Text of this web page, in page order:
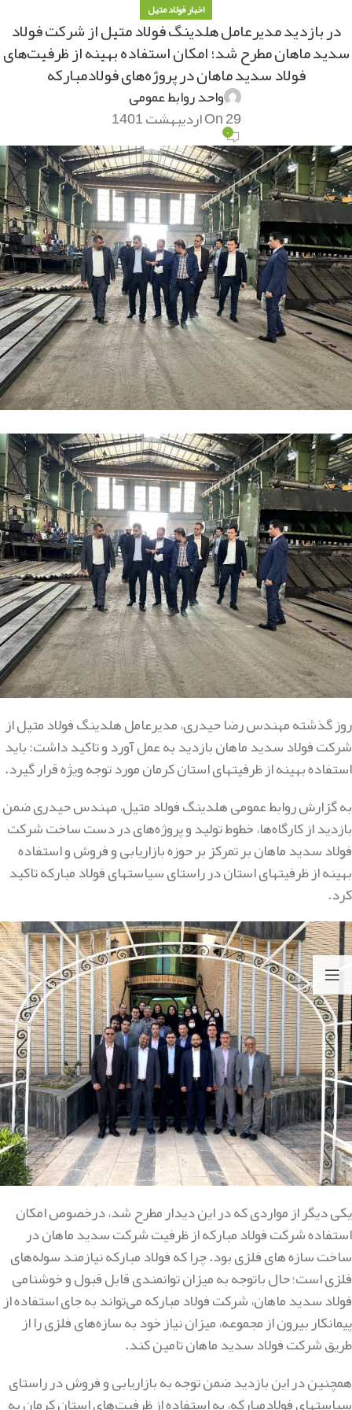
اخبار فولاد متیل
در بازدید مدیرعامل هلدینگ فولاد متیل از شرکت فولاد
سدید ماهان مطرح شد؛ امکان استفاده بهینه از ظرفیت‌های
فولاد سدید ماهان در پروژه‌های فولادمبارکه
واحد روابط عمومی
On 29 اردیبهشت 1401
۰
روز گذشته مهندس رضا حیدری، مدیرعامل هلدینگ فولاد متیل از
شرکت فولاد سدید ماهان بازدید به عمل آورد و تاکید داشت: باید
استفاده بهینه از ظرفیتهای استان کرمان مورد توجه ویژه قرار گیرد.
به گزارش روابط عمومی هلدینگ فولاد متیل، مهندس حیدری ضمن
بازدید از کارگاه‌ها، خطوط تولید و پروژه‌های در دست ساخت شرکت
فولاد سدید ماهان بر تمرکز بر حوزه بازاریابی و فروش و استفاده
بهینه از ظرفیتهای استان در راستای سیاستهای فولاد مبارکه تاکید
کرد.
یکی دیگر از مواردی که در این دیدار مطرح شد، درخصوص امکان
استفاده شرکت فولاد مبارکه از ظرفیت شرکت سدید ماهان در
ساخت سازه های فلزی بود. چرا که فولاد مبارکه نیازمند سوله‌های
فلزی است؛ حال باتوجه به میزان توانمندی قابل قبول و خوشنامی
فولاد سدید ماهان، شرکت فولاد مبارکه می‌تواند به جای استفاده از
پیمانکار بیرون از مجموعه، میزان نیاز خود به سازه‌های فلزی را از
طریق شرکت فولاد سدید ماهان تامین کند.
همچنین در این بازدید ضمن توجه به بازاریابی و فروش در راستای